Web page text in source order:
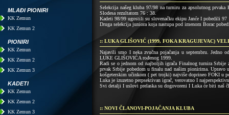
MLAĐI PIONIRI
KK Zemun
KK Zemun 2
PIONIRI
KK Zemun
KK Zemun 2
KK Zemun 3
KADETI
KK Zemun
KK Zemun 2
KK Zemun 3
Selekcija našeg kluba 97/98 na turniru za apsolutnog
Slodesa rezultatom 76 : 38.
Kadeti 98/99 ugostili su slovenačku ekipu Janće I pobedili 97
Druga selekcija juniora koja nastupa pod imenom Borac
:: LUKA GLIŠOVIĆ (1999, FOKA KRAGUJEVAC)
Najavili smo I neka zvučna pojačanja u septembru. Jedno
LUKE GLIŠOVIĆA rođenog 1999.
Radi se o jednom od najboljih igrača Finalnog turnira
prvak Srbije pobedom u finalu nad našim pionirima.
košgeterskim učinkom ( pet trojki) najviše doprineo FOKI u
Luka je izuzetno perpsektivan igrač, verovatno I
Svi detalji I uslovi prelaska su dogovoreni I Luka će biti naš
:: NOVI ČLANOVI-POJAČANJA KLUBA